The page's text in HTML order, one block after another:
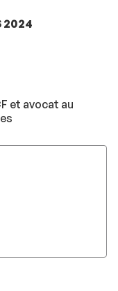
2024
et avocat au